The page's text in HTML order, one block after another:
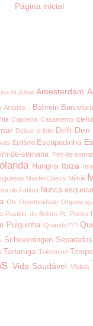
Página inicial
Al Jubail Amesterdam
Artistas... Bahrein
Capoeira Casamento
Deixar o leite Delft Den
Epifânia Escapadinha
de-semana Fim-de-
Hungria Ibiza
MasterClassy Mékié
de Fátima Nunca
Olx Oportunidade
Pastéis de Belém Pc Pécks
Pulguinha Quando???
Scheveningen
Tartaruga Telemovel
Vida Saudável Visitas